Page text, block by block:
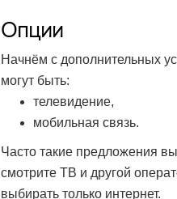
Опции
Начнём с дополнительных
могут быть:
телевидение,
мобильная связь.
Часто такие предложения
смотрите ТВ и другой
выбирать только интернет.